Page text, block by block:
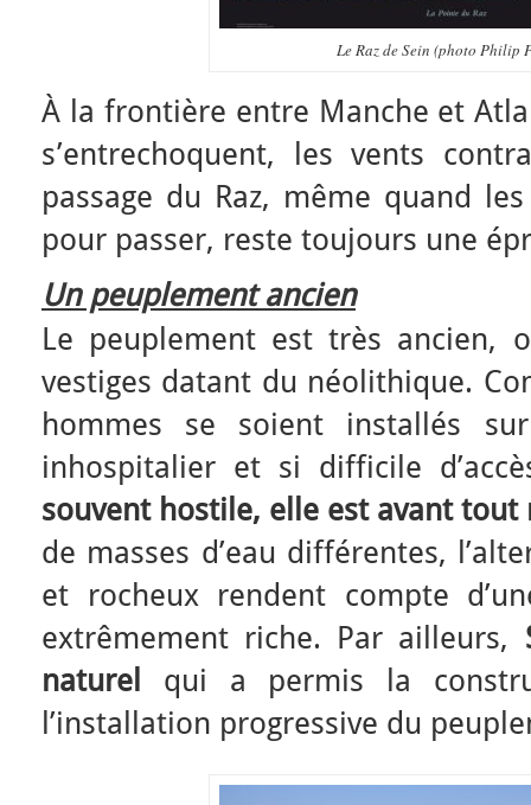
Le Raz de Sein (photo Philip
À la frontière entre Manche et
s’entrechoquent, les vents
passage du Raz, même quand
pour passer, reste toujours une
Un peuplement ancien
Le peuplement est très ancien,
vestiges datant du néolithique.
hommes se soient installés
inhospitalier et si difficile
souvent hostile, elle est avant
de masses d’eau différentes,
et rocheux rendent compte
extrêmement riche. Par ailleurs,
naturel
qui a permis la
l’installation progressive du